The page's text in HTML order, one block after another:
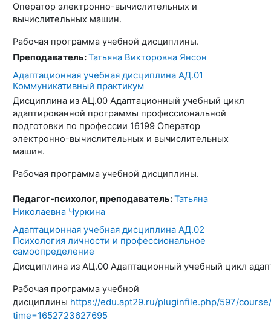
Оператор электронно-вычислительных и
вычислительных машин.
Рабочая программа учебной дисциплины.
Преподаватель:Татьяна Викторовна Янсон
Адаптационная учебная дисциплина АД.01
Коммуникативный практикум
Дисциплина из АЦ.00 Адаптационный учебный цикл
адаптированной программы профессиональной
подготовки по профессии 16199 Оператор
электронно-вычислительных и вычислительных
машин.
Рабочая программа учебной дисциплины.
Педагог-психолог, преподаватель:Татьяна
Николаевна Чуркина
Адаптационная учебная дисциплина АД.02
Психология личности и профессиональное
самоопределение
Дисциплина из АЦ.00 Адаптационный учебный цикл
Рабочая программа учебной
дисциплины https://edu.apt29.ru/pluginfile.php/597/course/
time=1652723627695